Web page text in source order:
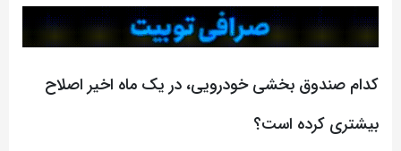
کدام صندوق بخشی خودرویی، در یک ماه اخیر اصلاح
بیشتری کرده است؟